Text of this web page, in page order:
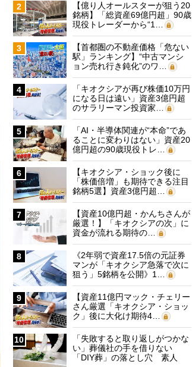
2
【億り人オールスターが狙う20
銘柄】「総資産69億円超」90歳
現役トレーダーから“1…
3
【首都圏の不動産価格「危ない
駅」ランキング】“中古マンシ
ョン売れ行き鈍化”のワ…
4
「キオクシアが再び株価10万円
になる日は遠い」資産3億円超
のサラリーマン投資家…
5
「AI・半導体関連が“本命”であ
ることに変わりはない」資産20
億円超の90歳現役トレ…
6
【キオクシア・ショック後に
「株価倍増」も期待できる注目
銘柄5選】資産3億円超…
7
【資産10億円超・かんちさんが
厳選！】「キオクシアの次」に
資金が流れる期待の…
8
《2年弱で資産17.5倍の元証券
マンが「キオクシア急落で次に
狙う」5銘柄を公開》1…
9
【資産11億円マック・チェリー
さん厳選「キオクシア・ショッ
ク」後に大化け期待4…
10
「失敗すると取り返しがつかな
い」葬儀社の手を借りない
「DIY葬」の落とし穴 素人